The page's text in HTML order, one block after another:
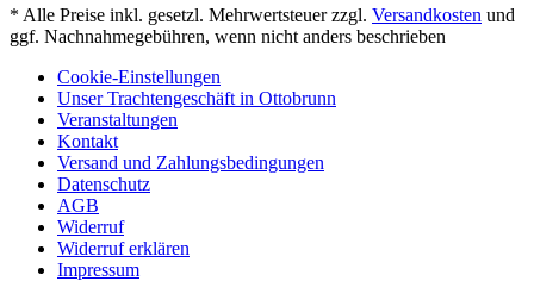
* Alle Preise inkl. gesetzl. Mehrwertsteuer zzgl. Versandkosten und
ggf. Nachnahmegebühren, wenn nicht anders beschrieben
Cookie-Einstellungen
Unser Trachtengeschäft in Ottobrunn
Veranstaltungen
Kontakt
Versand und Zahlungsbedingungen
Datenschutz
AGB
Widerruf
Widerruf erklären
Impressum